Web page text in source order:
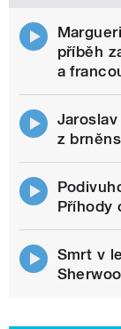
příběh
a
z
Příhody
Smrt v